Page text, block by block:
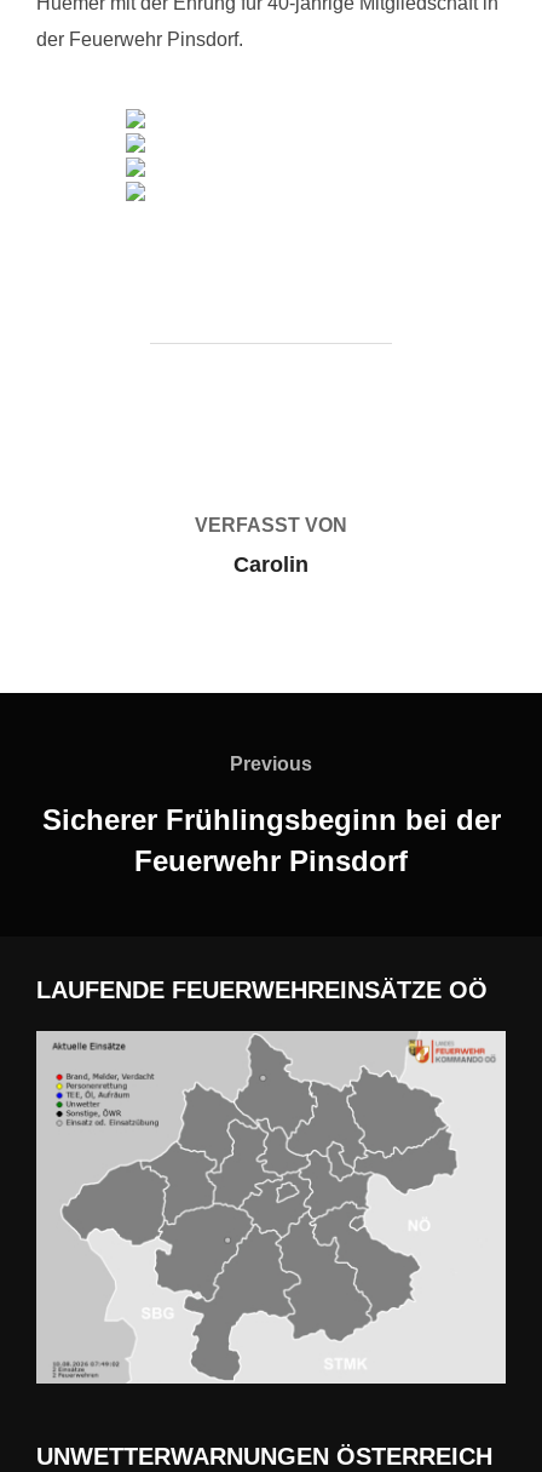
der Feuerwehr Pinsdorf.
VERFASST VON
Carolin
Previous
Previous
Sicherer Frühlingsbeginn bei der
Feuerwehr Pinsdorf
LAUFENDE FEUERWEHREINSÄTZE OÖ
UNWETTERWARNUNGEN ÖSTERREICH